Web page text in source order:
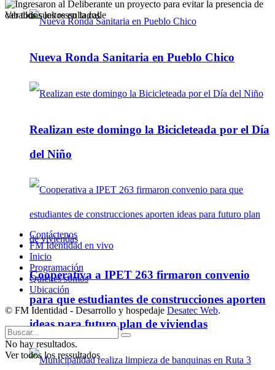
Nueva Ronda Sanitaria en Pueblo Chico
Realizan este domingo la Bicicleteada por el Día
del Niño
Cooperativa a IPET 263 firmaron convenio
para que estudiantes de construcciones aporten
ideas para futuro plan de viviendas
Ver todos los ressultados
Contáctenos
FM Identidad en vivo
Inicio
Programación
Quienes somos
Ubicación
© FM Identidad - Desarrollo y hospedaje Desatec Web.
No hay resultados.
Ver todos los ressultados